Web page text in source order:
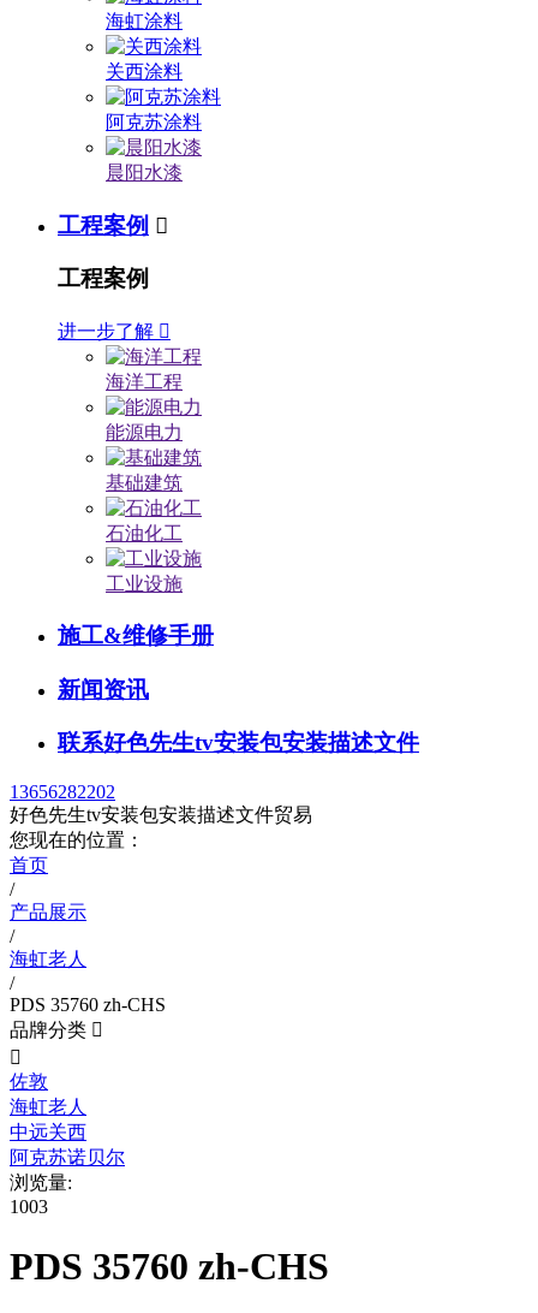
海虹涂料
关西涂料
阿克苏涂料
晨阳水漆
工程案例 
工程案例
进一步了解 
海洋工程
能源电力
基础建筑
石油化工
工业设施
施工&维修手册
新闻资讯
联系好色先生tv安装包安装描述文件
13656282202
好色先生tv安装包安装描述文件贸易
您现在的位置：
首页
/
产品展示
/
海虹老人
/
PDS 35760 zh-CHS
品牌分类 

佐敦
海虹老人
中远关西
阿克苏诺贝尔
浏览量:
1003
PDS 35760 zh-CHS